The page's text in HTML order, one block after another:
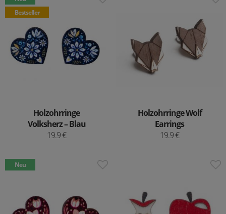
Bestseller
Holzohrringe
Volksherz – Blau
19.9 €
Holzohrringe Wolf
Earrings
19.9 €
Neu